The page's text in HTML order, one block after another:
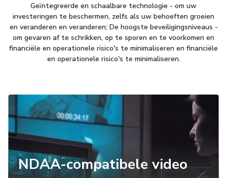
Geïntegreerde en schaalbare technologie - om uw
investeringen te beschermen, zelfs als uw behoeften groeien
en veranderen en veranderen; De hoogste beveiligingsniveaus -
om gevaren af te schrikken, op te sporen en te voorkomen en
financiële en operationele risico's te minimaliseren en financiële
en operationele risico's te minimaliseren.
NDAA-compatibele video